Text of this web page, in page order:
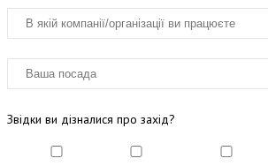
Звідки ви дізналися про захід?